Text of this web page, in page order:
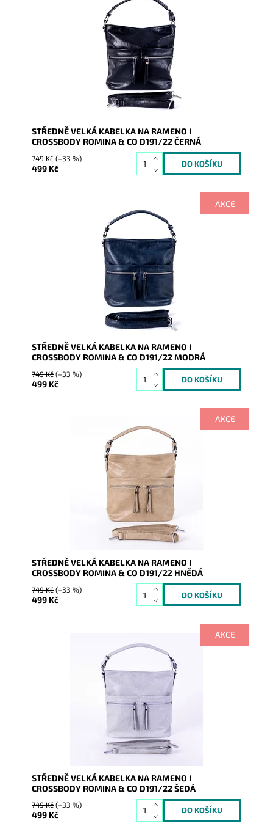
Středně velká kabelka na rameno značky ROMINA &
CO, kterou lze díky dlouhému popruhu nosit i jako
Skladem
16423
ROMINA&CO
2 roky
STŘEDNĚ VELKÁ KABELKA NA RAMENO I
CROSSBODY ROMINA & CO D191/22 ČERNÁ
749 Kč(–33 %)
499 Kč
AKCE
Středně velká kabelka na rameno značky ROMINA &
CO, kterou lze díky dlouhému popruhu nosit i jako
Skladem
16425
ROMINA&CO
2 roky
STŘEDNĚ VELKÁ KABELKA NA RAMENO I
CROSSBODY ROMINA & CO D191/22 MODRÁ
749 Kč(–33 %)
499 Kč
AKCE
Středně velká kabelka na rameno značky ROMINA &
CO, kterou lze díky dlouhému popruhu nosit i jako
Skladem
16428
ROMINA&CO
2 roky
STŘEDNĚ VELKÁ KABELKA NA RAMENO I
CROSSBODY ROMINA & CO D191/22 HNĚDÁ
749 Kč(–33 %)
499 Kč
AKCE
Středně velká kabelka na rameno značky ROMINA &
CO, kterou lze díky dlouhému popruhu nosit i jako
Skladem
16429
ROMINA&CO
STŘEDNĚ VELKÁ KABELKA NA RAMENO I
CROSSBODY ROMINA & CO D191/22 ŠEDÁ
749 Kč(–33 %)
499 Kč